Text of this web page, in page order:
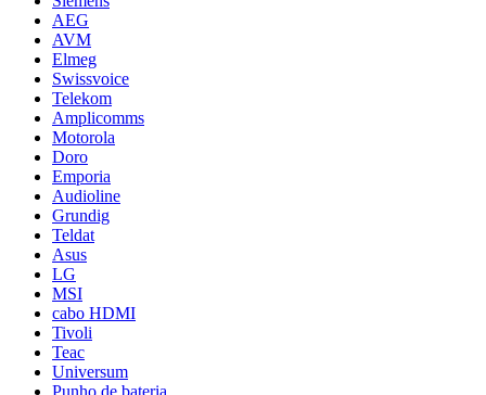
AEG
AVM
Elmeg
Swissvoice
Telekom
Amplicomms
Motorola
Doro
Emporia
Audioline
Grundig
Teldat
Asus
LG
MSI
cabo HDMI
Tivoli
Teac
Universum
Punho de bateria